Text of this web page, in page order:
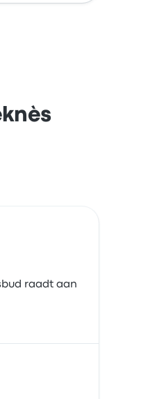
raadt aan